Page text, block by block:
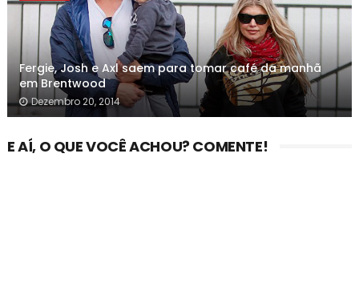
Fergie, Josh e Axl saem para tomar café da manhã
em Brentwood
Dezembro 20, 2014
E AÍ, O QUE VOCÊ ACHOU? COMENTE!